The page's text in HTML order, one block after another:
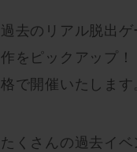
過去のリアル脱出
作をピックアップ
格で開催いたします
たくさんの過去イ